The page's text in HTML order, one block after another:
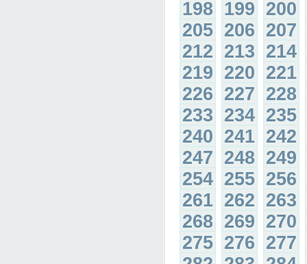
198 199 200
205 206 207
212 213 214
219 220 221
226 227 228
233 234 235
240 241 242
247 248 249
254 255 256
261 262 263
268 269 270
275 276 277